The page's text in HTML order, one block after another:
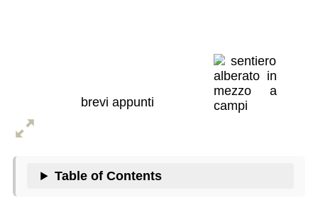
brevi appunti
Table of Contents